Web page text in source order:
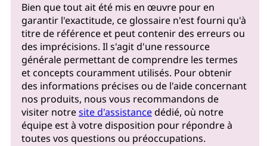
Bien que tout ait été mis en œuvre pour en
garantir l'exactitude, ce glossaire n'est fourni qu'à
titre de référence et peut contenir des erreurs ou
des imprécisions. Il s'agit d'une ressource
générale permettant de comprendre les termes
et concepts couramment utilisés. Pour obtenir
des informations précises ou de l'aide concernant
nos produits, nous vous recommandons de
visiter notresite d'assistancedédié, où notre
équipe est à votre disposition pour répondre à
toutes vos questions ou préoccupations.